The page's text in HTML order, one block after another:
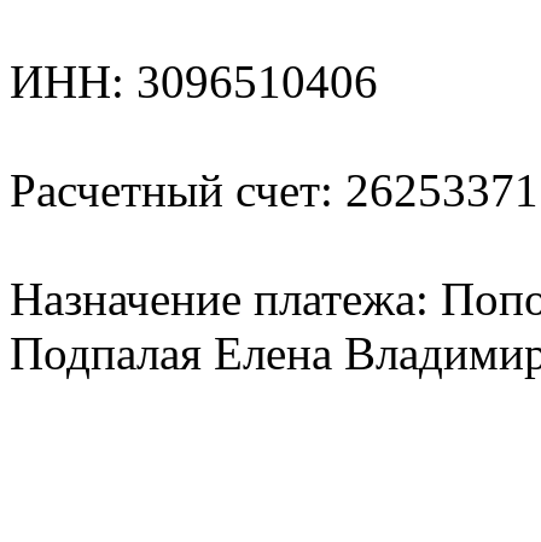
ИНН: 3096510406
Расчетный счет:
Назначение платежа:
Подпалая Елена